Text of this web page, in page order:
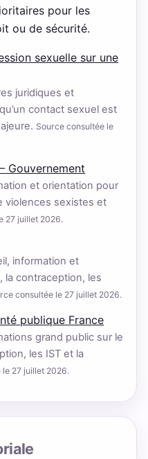
pour les
ou de sécurité.
sexuelle sur une
juridiques et
contact sexuel est
Source consultée le
Gouvernement
et orientation pour
violences sexistes et
27 juillet 2026.
information et
la contraception, les
consultée le 27 juillet 2026.
publique France
grand public sur le
les IST et la
27 juillet 2026.